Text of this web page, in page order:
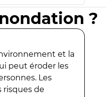
?
et la
peut éroder les
Les
risques de